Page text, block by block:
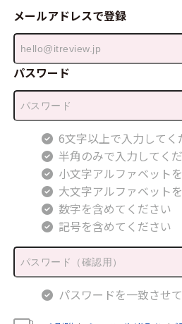
メールアドレスで登録
パスワード
6文字以上で入力してく
半角のみで入力してく
小文字アルファベット
大文字アルファベット
数字を含めてください
記号を含めてください
パスワードを一致させ